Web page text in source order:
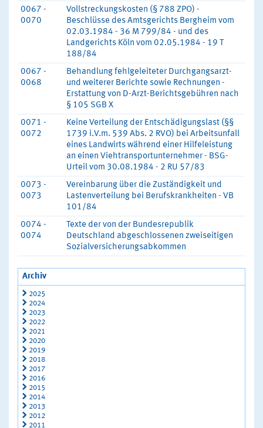
0067 -
0070
Vollstreckungskosten (§ 788 ZPO) -
Beschlüsse des Amtsgerichts Bergheim vom
02.03.1984 - 36 M 799/84 - und des
Landgerichts Köln vom 02.05.1984 - 19 T
188/84
0067 -
0068
Behandlung fehlgeleiteter Durchgangsarzt-
und weiterer Berichte sowie Rechnungen -
Erstattung von D-Arzt-Berichtsgebühren nach
§ 105 SGB X
0071 -
0072
Keine Verteilung der Entschädigungslast (§§
1739 i.V.m. 539 Abs. 2 RVO) bei Arbeitsunfall
eines Landwirts während einer Hilfeleistung
an einen Viehtransportunternehmer - BSG-
Urteil vom 30.08.1984 - 2 RU 57/83
0073 -
0073
Vereinbarung über die Zuständigkeit und
Lastenverteilung bei Berufskrankheiten - VB
101/84
0074 -
0074
Texte der von der Bundesrepublik
Deutschland abgeschlossenen zweiseitigen
Sozialversicherungsabkommen
Archiv
2025
2024
2023
2022
2021
2020
2019
2018
2017
2016
2015
2014
2013
2012
2011